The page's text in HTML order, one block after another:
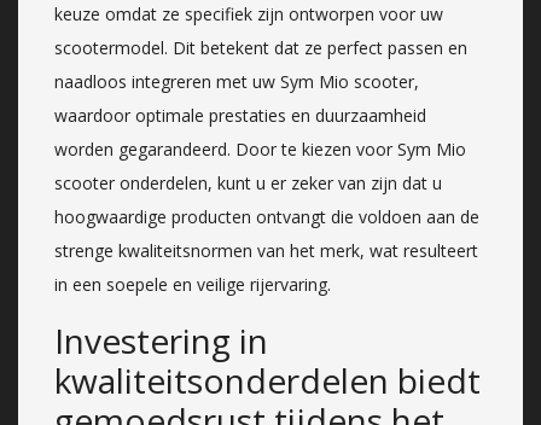
keuze omdat ze specifiek zijn ontworpen voor uw
scootermodel. Dit betekent dat ze perfect passen en
naadloos integreren met uw Sym Mio scooter,
waardoor optimale prestaties en duurzaamheid
worden gegarandeerd. Door te kiezen voor Sym Mio
scooter onderdelen, kunt u er zeker van zijn dat u
hoogwaardige producten ontvangt die voldoen aan de
strenge kwaliteitsnormen van het merk, wat resulteert
in een soepele en veilige rijervaring.
Investering in
kwaliteitsonderdelen biedt